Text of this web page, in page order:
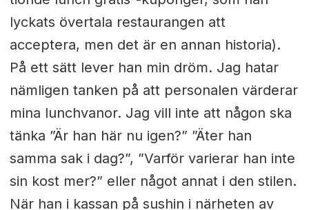
lyckats övertala restaurangen att
acceptera, men det är en annan historia).
På ett sätt lever han min dröm. Jag hatar
nämligen tanken på att personalen värderar
mina lunchvanor. Jag vill inte att någon ska
tänka ”Är han här nu igen?” ”Äter han
samma sak i dag?”, ”Varför varierar han inte
sin kost mer?” eller något annat i den stilen.
När han i kassan på sushin i närheten av